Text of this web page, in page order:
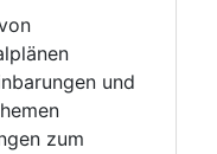
und
zum